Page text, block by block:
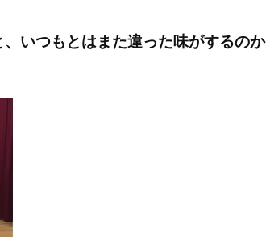
いつもとはまた違った味がするのか